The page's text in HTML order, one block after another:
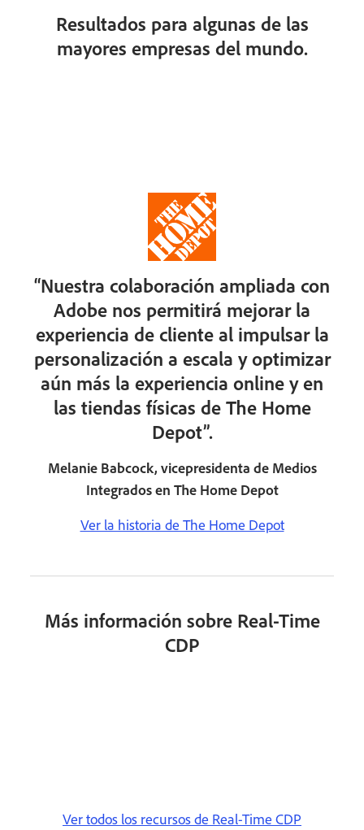
Resultados para algunas de las
mayores empresas del mundo.
“Nuestra colaboración ampliada con
Adobe nos permitirá mejorar la
experiencia de cliente al impulsar la
personalización a escala y optimizar
aún más la experiencia online y en
las tiendas físicas de The Home
Depot”.
Melanie Babcock, vicepresidenta de Medios
Integrados en The Home Depot
Ver la historia de The Home Depot
Más información sobre Real-Time
CDP
Ver todos los recursos de Real-Time CDP